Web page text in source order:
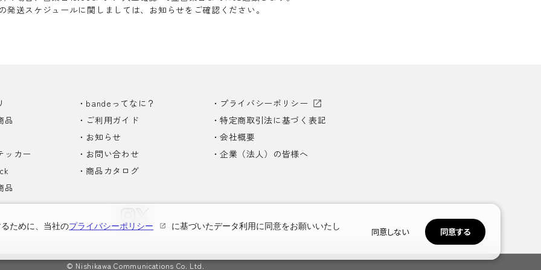
発送スケジュールに関しましては、お知らせをご確認ください。
品
ッカー
品
bandeってなに？
ご利用ガイド
お知らせ
お問い合わせ
商品カタログ
プライバシーポリシー
特定商取引法に基づく表記
会社概要
企業（法人）の皆様へ
© Nishikawa Communications Co. Ltd.
ために、当社のプライバシーポリシー に基づいたデータ利用に同意をお願いいたし
同意しない 同意する